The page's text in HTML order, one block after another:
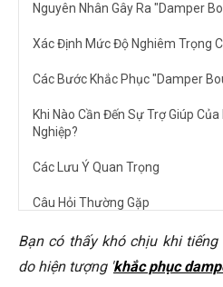
Nguyên Nhân Gây Ra "Damper
Xác Định Mức Độ Nghiêm Trọng
Các Bước Khắc Phục "Damper
Khi Nào Cần Đến Sự Trợ Giúp
Nghiệp?
Các Lưu Ý Quan Trọng
Câu Hỏi Thường Gặp
"Damper bounce" có ảnh
Bạn có thấy khó chịu khi
do hiện tượng ' khắc phục